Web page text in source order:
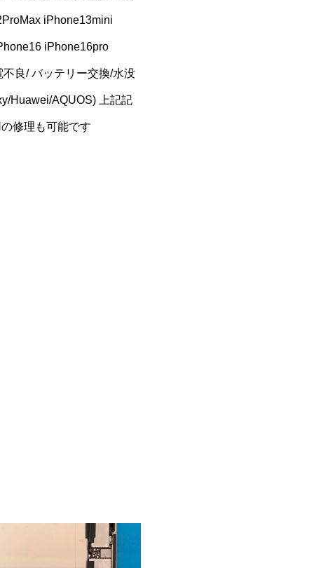
iPhone13mini
iPhone16pro
良/ バッテリー交換/水没
Huawei/AQUOS) 上記記
修理も可能です